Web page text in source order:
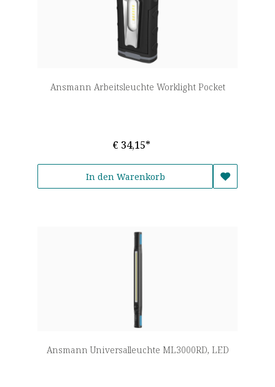
Ansmann Arbeitsleuchte Worklight Pocket
€ 34,15*
In den Warenkorb
Ansmann Universalleuchte ML3000RD, LED